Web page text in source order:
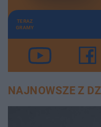
TERAZ
GRAMY
NAJNOWSZE Z